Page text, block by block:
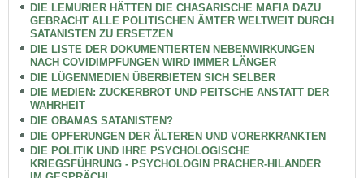
DIE LEMURIER HÄTTEN DIE CHASARISCHE MAFIA DAZU
GEBRACHT ALLE POLITISCHEN ÄMTER WELTWEIT DURCH
SATANISTEN ZU ERSETZEN
DIE LISTE DER DOKUMENTIERTEN NEBENWIRKUNGEN
NACH COVIDIMPFUNGEN WIRD IMMER LÄNGER
DIE LÜGENMEDIEN ÜBERBIETEN SICH SELBER
DIE MEDIEN: ZUCKERBROT UND PEITSCHE ANSTATT DER
WAHRHEIT
DIE OBAMAS SATANISTEN?
DIE OPFERUNGEN DER ÄLTEREN UND VORERKRANKTEN
DIE POLITIK UND IHRE PSYCHOLOGISCHE
KRIEGSFÜHRUNG - PSYCHOLOGIN PRACHER-HILANDER